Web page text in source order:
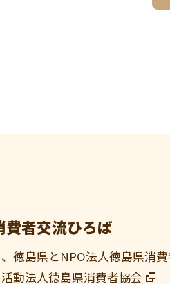
費者交流ひろば
徳島県とNPO法人徳島県消費
動法人徳島県消費者協会